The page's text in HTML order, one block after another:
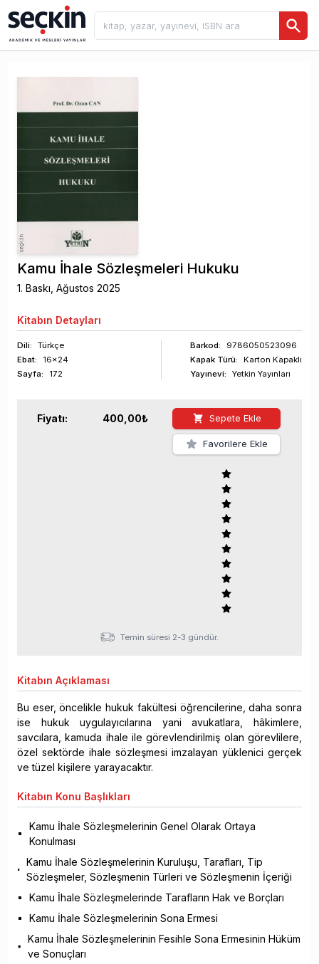
Kamu İhale Sözleşmeleri Hukuku
1. Baskı, Ağustos 2025
Kitabın Detayları
Dili:
Türkçe
Ebat:
16x24
Sayfa: 172
Barkod:
9786050523096
Kapak Türü:
Karton Kapaklı
Yayınevi:
Yetkin Yayınları
Fiyatı: 400,00₺ Sepete Ekle
Favorilere Ekle
Temin süresi 2-3 gündür.
Kitabın Açıklaması
Bu eser, öncelikle hukuk fakültesi öğrencilerine, daha sonra
ise hukuk uygulayıcılarına yani avukatlara, hâkimlere,
savcılara, kamuda ihale ile görevlendirilmiş olan görevlilere,
özel sektörde ihale sözleşmesi imzalayan yüklenici gerçek
ve tüzel kişilere yarayacaktır.
Kitabın Konu Başlıkları
Kamu İhale Sözleşmelerinin Genel Olarak Ortaya
Konulması
Kamu İhale Sözleşmelerinin Kuruluşu, Tarafları, Tip
Sözleşmeler, Sözleşmenin Türleri ve Sözleşmenin İçeriği
Kamu İhale Sözleşmelerinde Tarafların Hak ve Borçları
Kamu İhale Sözleşmelerinin Sona Ermesi
Kamu İhale Sözleşmelerinin Fesihle Sona Ermesinin Hüküm
ve Sonuçları